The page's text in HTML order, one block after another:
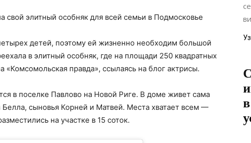
детей, поэтому ей жизненно необходим большой
в элитный особняк, где на площади 250 квадратных
правда», ссылаясь на блог актрисы.
в поселке Павлово на Новой Риге. В доме живет сама
Белла, сыновья Корней и Матвей. Места хватает всем —
на участке в 15 соток.